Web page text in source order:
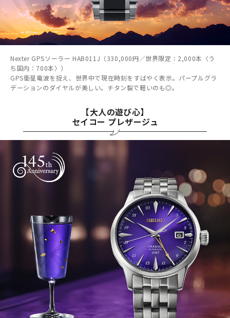
Nexter GPSソーラー HAB011J（330,000円／世界限定：2,000本〈う
ち国内：700本〉）
GPS衛星電波を捉え、世界中で現在時刻をすばやく表示。パープルグラ
デーションのダイヤルが美しい。チタン製で軽いのも◎。
【大人の遊び心】
セイコー プレザージュ